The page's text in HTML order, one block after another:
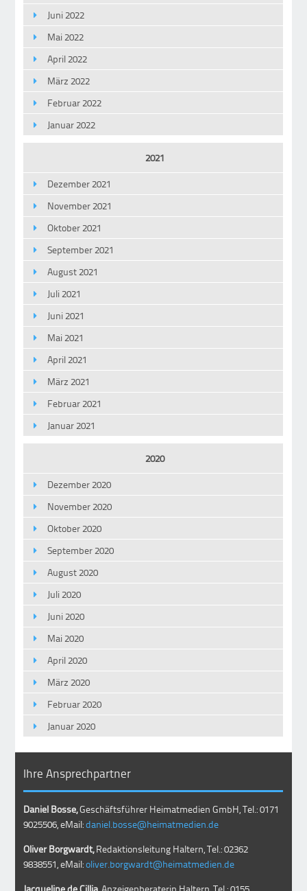
Juni 2022
Mai 2022
April 2022
März 2022
Februar 2022
Januar 2022
2021
Dezember 2021
November 2021
Oktober 2021
September 2021
August 2021
Juli 2021
Juni 2021
Mai 2021
April 2021
März 2021
Februar 2021
Januar 2021
2020
Dezember 2020
November 2020
Oktober 2020
September 2020
August 2020
Juli 2020
Juni 2020
Mai 2020
April 2020
März 2020
Februar 2020
Januar 2020
Ihre Ansprechpartner
Daniel Bosse,Geschäftsführer Heimatmedien GmbH, Tel.: 0171
9025506, eMail:daniel.bosse@heimatmedien.de
Oliver Borgwardt,Redaktionsleitung Haltern, Tel.: 02362
9838551, eMail:oliver.borgwardt@heimatmedien.de